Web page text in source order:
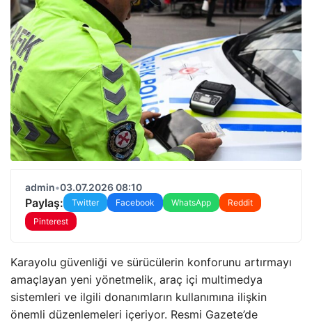
admin•03.07.2026 08:10
Paylaş: Twitter Facebook WhatsApp
Reddit
Pinterest
Karayolu güvenliği ve sürücülerin konforunu artırmayı
amaçlayan yeni yönetmelik, araç içi multimedya
sistemleri ve ilgili donanımların kullanımına ilişkin
önemli düzenlemeleri içeriyor. Resmi Gazete’de